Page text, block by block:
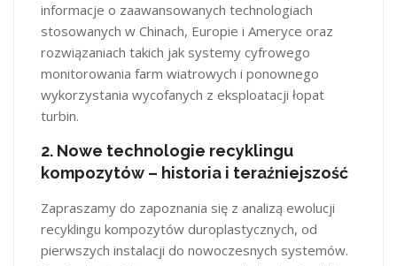
informacje o zaawansowanych technologiach
stosowanych w Chinach, Europie i Ameryce oraz
rozwiązaniach takich jak systemy cyfrowego
monitorowania farm wiatrowych i ponownego
wykorzystania wycofanych z eksploatacji łopat
turbin​​.
2. Nowe technologie recyklingu
kompozytów – historia i teraźniejszość
Zapraszamy do zapoznania się z analizą ewolucji
recyklingu kompozytów duroplastycznych, od
pierwszych instalacji do nowoczesnych systemów.